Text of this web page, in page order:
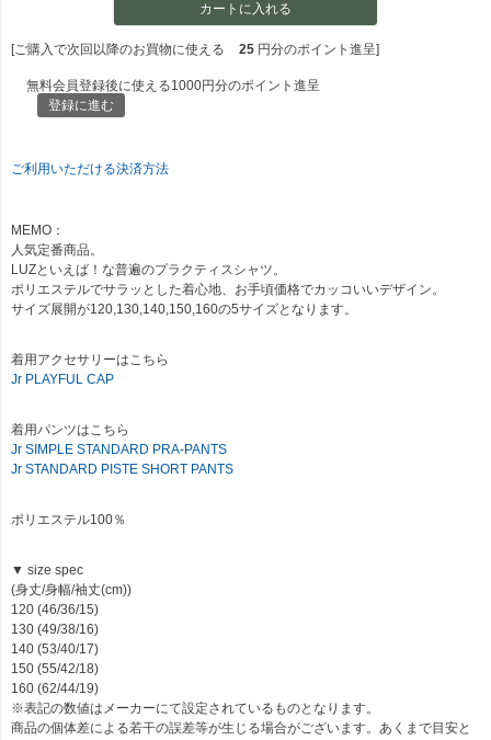
カートに入れる
[ご購入で次回以降のお買物に使える 25 円分のポイント進呈]
無料会員登録後に使える1000円分のポイント進呈
登録に進む
ご利用いただける決済方法
MEMO：
人気定番商品。
LUZといえば！な普遍のプラクティスシャツ。
ポリエステルでサラッとした着心地、お手頃価格でカッコいいデザイン。
サイズ展開が120,130,140,150,160の5サイズとなります。
着用アクセサリーはこちら
Jr PLAYFUL CAP
着用パンツはこちら
Jr SIMPLE STANDARD PRA-PANTS
Jr STANDARD PISTE SHORT PANTS
ポリエステル100％
▼ size spec
(身丈/身幅/袖丈(cm))
120 (46/36/15)
130 (49/38/16)
140 (53/40/17)
150 (55/42/18)
160 (62/44/19)
※表記の数値はメーカーにて設定されているものとなります。
商品の個体差による若干の誤差等が生じる場合がございます。あくまで目安と